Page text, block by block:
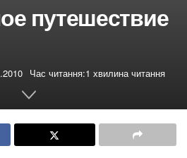
путешествие
Час читання:1 хвилина читання